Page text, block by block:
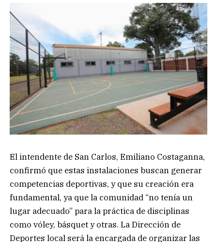
El intendente de San Carlos, Emiliano Costaganna,
confirmó que estas instalaciones buscan generar
competencias deportivas, y que su creación era
fundamental, ya que la comunidad “no tenía un
lugar adecuado” para la práctica de disciplinas
como vóley, básquet y otras. La Dirección de
Deportes local será la encargada de organizar las